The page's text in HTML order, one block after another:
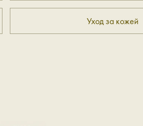
Уход за кожей